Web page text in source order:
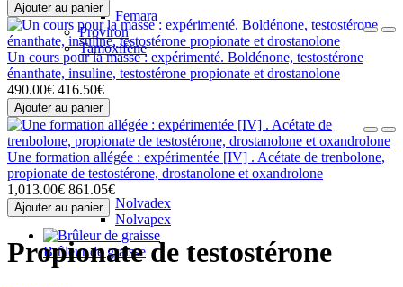
Femara
Proviron
Tamoxifène
Nolvadex
Nolvapex
Brûleur de graisse
Ajouter au panier
Un cours pour la masse : expérimenté. Boldénone, testostérone
énanthate, insuline, testostérone propionate et drostanolone
490.00€ 416.50€
Ajouter au panier
Une formation allégée : expérimentée [IV] . Acétate de trenbolone,
propionate de testostérone, drostanolone et oxandrolone
1,013.00€ 861.05€
Ajouter au panier
Propionate de testostérone